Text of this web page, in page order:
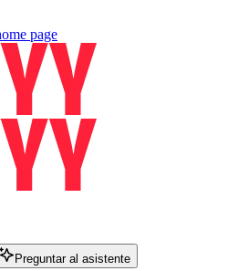
page
Preguntar al asistente